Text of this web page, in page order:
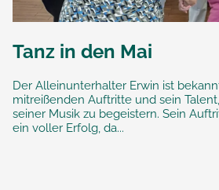
Tanz in den Mai
Der Alleinunterhalter Erwin ist
mitreißenden Auftritte und sein
seiner Musik zu begeistern. Sein
ein voller Erfolg, da...